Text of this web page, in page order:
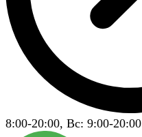
8:00-20:00, Вс: 9:00-20:00